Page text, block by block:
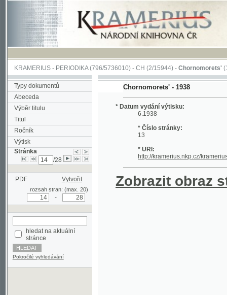
KRAMERIUS-PERIODIKA(796/5736010) -CH(2/15944) -Chornomorets'(1/115)
Typy dokumentů
Abeceda
Výběr titulu
Titul
Ročník
Výtisk
Stránka
PDF Vytvořit
rozsah stran: (max. 20)
stránce
Pokročilé vyhledávání
Chornomorets' - 1938
* Datum vydání výtisku:
6.1938
* Číslo stránky:
* URI:
Zobrazit obraz